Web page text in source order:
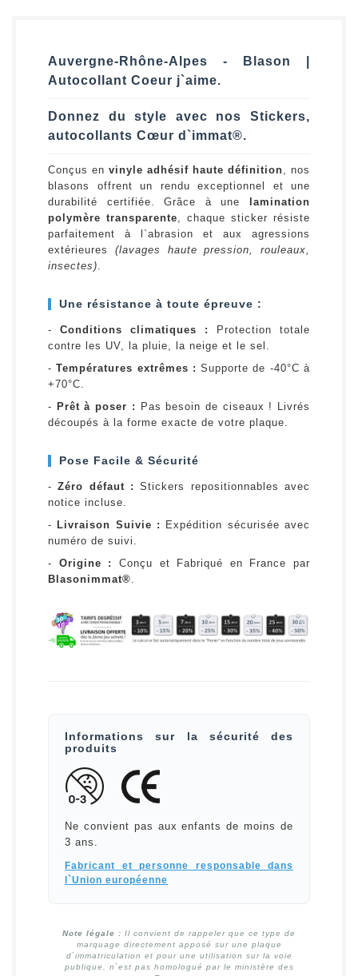
Auvergne-Rhône-Alpes - Blason |
Autocollant Coeur j`aime.
Donnez du style avec nos Stickers,
autocollants Cœur d`immat®.
Conçus en vinyle adhésif haute définition , nos
blasons offrent un rendu exceptionnel et une
durabilité certifiée. Grâce à une
lamination
polymère transparente , chaque sticker résiste
parfaitement à l`abrasion et aux agressions
extérieures (lavages haute pression, rouleaux,
insectes)
Une résistance à toute épreuve :
- Conditions climatiques :
Protection totale
contre les UV, la pluie, la neige et le sel.
-Températures extrêmes : Supporte de -40°C à
+70°C.
- Prêt à poser :
Pas besoin de ciseaux ! Livrés
découpés à la forme exacte de votre plaque.
Pose Facile & Sécurité
-Zéro défaut : Stickers repositionnables avec
notice incluse.
-
Livraison Suivie :
Expédition sécurisée avec
numéro de suivi.
- Origine :
Conçu et Fabriqué en France par
Blasonimmat®
Informations sur la sécurité des
produits
Ne convient pas aux enfants de moins de
3 ans.
Fabricant et personne responsable dans
l`Union européenne
Note légale : Il convient de rappeler que ce type de
marquage directement apposé sur une plaque
d`immatriculation et pour une utilisation sur la voie
publique, n`est pas homologué par le ministère des